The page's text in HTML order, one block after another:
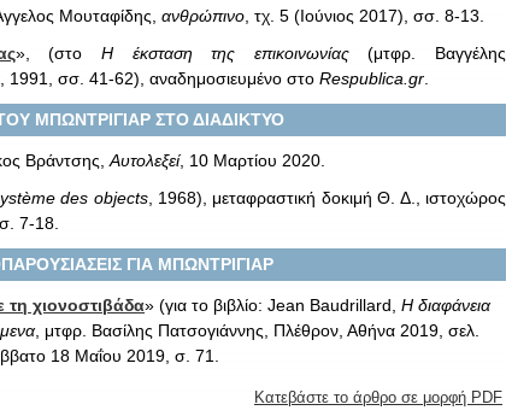
Μουταφίδης, ανθρώπινο , τχ. 5 (Ιούνιος 2017), σσ. 8-13.
», (στοΗ έκσταση της επικοινωνίας(μτφρ. Βαγγέλης
σσ. 41-62), αναδημοσιευμένο στο Respublica.gr
ΜΠΩΝΤΡΙΓΙΑΡ ΣΤΟ ΔΙΑΔΙΚΤΥΟ
Βράντσης, Αυτολεξεί, 10 Μαρτίου 2020.
ème des objects, 1968), μεταφραστική δοκιμή Θ. Δ., ιστοχώρος
7-18.
ΓΙΑ ΜΠΩΝΤΡΙΓΙΑΡ
τη χιονοστιβάδα» (για το βιβλίο: Jean Baudrillard, H διαφάνεια
, μτφρ. Βασίλης Πατσογιάννης, Πλέθρον, Αθήνα 2019, σελ.
18 Μαΐου 2019, σ. 71.
Κατεβάστε το άρθρο σε μορφή PDF